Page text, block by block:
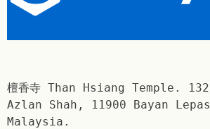
檀香寺 Than Hsiang Temple.
Azlan Shah, 11900 Bayan
Malaysia.